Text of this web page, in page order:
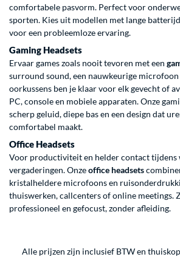
comfortabele pasvorm. Perfect voor
sporten. Kies uit modellen met lange
voor een probleemloze ervaring.
Gaming Headsets
Ervaar games zoals nooit tevoren met een
surround sound, een nauwkeurige
oorkussens ben je klaar voor elk gevecht of
PC, console en mobiele apparaten. Onze
scherp geluid, diepe bas en een design dat
comfortabel maakt.
Office Headsets
Voor productiviteit en helder contact tijdens
vergaderingen. Onzeoffice headsets
kristalheldere microfoons en
thuiswerken, callcenters of online meetings.
professioneel en gefocust, zonder afleiding.
Alle prijzen zijn inclusief BTW en